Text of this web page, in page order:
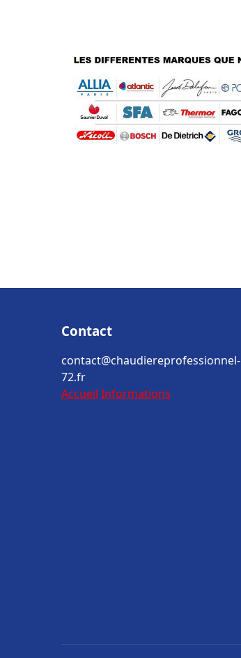
Contact
contact@chaudiereprofessionnel-
72.fr
Accueil Informations